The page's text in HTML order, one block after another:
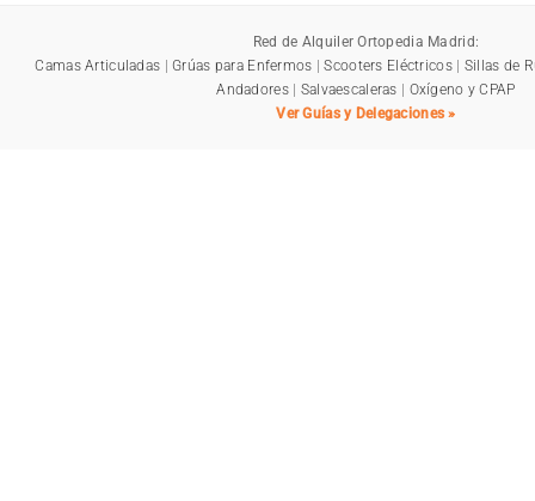
Red de Alquiler Ortopedia Madrid:
Camas Articuladas |Grúas para Enfermos |Scooters Eléctricos| Sillas de
Andadores| Salvaescaleras | Oxígeno y CPAP
Ver Guías y Delegaciones »